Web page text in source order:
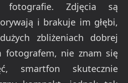
fotografie. Zdjęcia są
i brakuje im głębi,
zbliżeniach dobrej
fotografem, nie znam się
smartfon skutecznie